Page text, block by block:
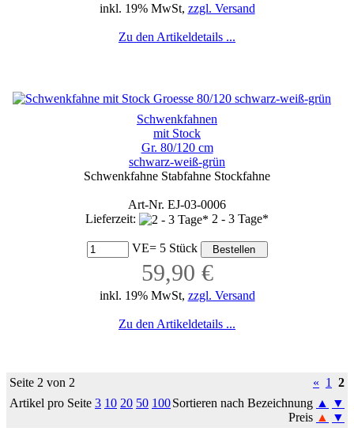
inkl. 19% MwSt, zzgl. Versand
Zu den Artikeldetails ...
Schwenkfahnen
mit Stock
Gr. 80/120 cm
schwarz-weiß-grün
Schwenkfahne Stabfahne Stockfahne
Art-Nr. EJ-03-0006
Lieferzeit:
2 - 3 Tage*
VE= 5 Stück
59,90 €
inkl. 19% MwSt, zzgl. Versand
Zu den Artikeldetails ...
Seite 2 von 2 « 1
2
Artikel pro Seite 3 10 20 50 100Sortieren nach Bezeichnung ▲
▼
Preis ▲ ▼